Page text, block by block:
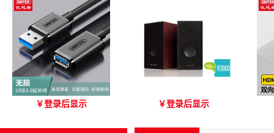
优越者Y-C479国标无氧铜
￥登录后显示 爱琴海 A3000 木质音箱
￥登录后显示